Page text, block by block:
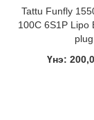
Tattu Funfly
100C 6S1P Lipo
plug
Үнэ: